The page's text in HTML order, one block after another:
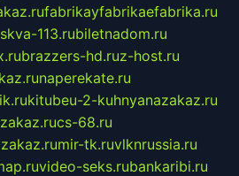
fabrikayfabrikaefabrika.ru
113.rubiletnadom.ru
brazzers-hd.ruz-host.ru
naperekate.ru
kitubeu-2-kuhnyanazakaz.ru
cs-68.ru
mir-tk.ruvlknrussia.ru
video-seks.rubankaribi.ru